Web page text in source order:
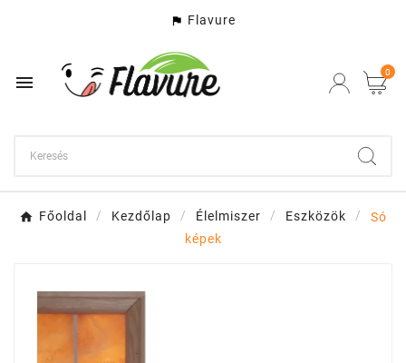
 Flavure
 0
Főoldal Kezdőlap Élelmiszer Eszközök
Só
képek